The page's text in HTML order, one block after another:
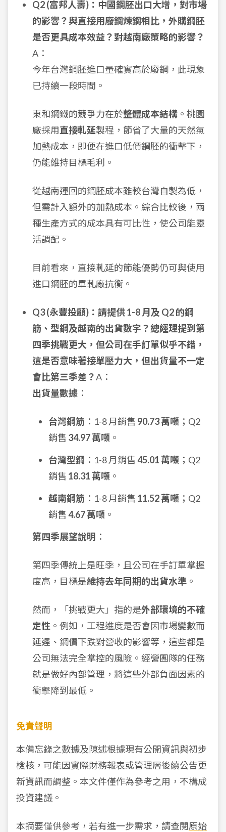
Q2 (富邦人壽)：中國鋼胚出口大增，對市場
的影響？與直接用廢鋼煉鋼相比，外購鋼胚
是否更具成本效益？對越南廠策略的影響？
A：
今年台灣鋼胚進口量確實高於廢鋼，此現象
已持續一段時間。
東和鋼鐵的競爭力在於整體成本結構 。桃園
廠採用直接軋延製程，節省了大量的天然氣
加熱成本，即便在進口低價鋼胚的衝擊下，
仍能維持目標毛利。
從越南運回的鋼胚成本雖較台灣自製為低，
但需計入額外的加熱成本。綜合比較後，兩
種生產方式的成本具有可比性，使公司能靈
活調配。
目前看來，直接軋延的節能優勢仍可與使用
進口鋼胚的單軋廠抗衡。
Q3 (永豐投顧)：請提供 1-8 月及 Q2 的鋼
筋、型鋼及越南的出貨數字？總經理提到第
四季挑戰更大，但公司在手訂單似乎不錯，
這是否意味著接單壓力大，但出貨量不一定
會比第三季差？A：
出貨量數據 ：
台灣鋼筋 ：1-8 月銷售 90.73 萬噸 ；Q2
銷售 34.97 萬噸 。
台灣型鋼 ：1-8 月銷售 45.01 萬噸 ；Q2
銷售 18.31 萬噸 。
越南鋼筋 ：1-8 月銷售 11.52 萬噸 ；Q2
銷售 4.67 萬噸 。
第四季展望說明 ：
第四季傳統上是旺季，且公司在手訂單掌握
度高，目標是維持去年同期的出貨水準 。
然而，「挑戰更大」指的是外部環境的不確
定性 。例如，工程進度是否會因市場變數而
延遲、鋼價下跌對營收的影響等，這些都是
公司無法完全掌控的風險。經營團隊的任務
就是做好內部管理，將這些外部負面因素的
衝擊降到最低。
免責聲明
本備忘錄之數據及陳述根據現有公開資訊與初步
檢核，可能因實際財務報表或管理層後續公告更
新資訊而調整。本文件僅作為參考之用，不構成
投資建議。
本摘要僅供參考，若有進一步需求，請查閱原始